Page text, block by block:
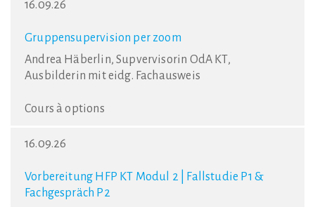
16.09.26
Gruppensupervision per zoom
Andrea Häberlin, Supvervisorin OdA KT,
Ausbilderin mit eidg. Fachausweis
Cours à options
16.09.26
Vorbereitung HFP KT Modul 2 | Fallstudie P1 &
Fachgespräch P2